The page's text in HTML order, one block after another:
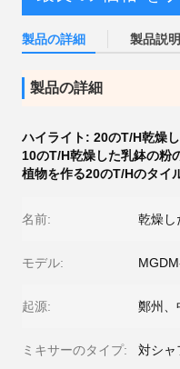
製品の詳細 製品説明
製品の詳細
ハイライト: 20のT/H乾燥
10のT/H乾燥した乳鉢の粉
植物を作る20のT/Hのタイ
名前: 乾燥し
モデル:
起源: 鄭州、
ミキサーのタイプ: 対シャ